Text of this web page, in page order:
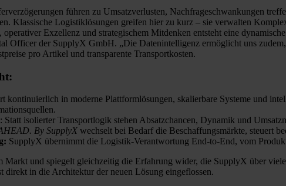
führen zu Umsatzverlusten, Nachfrageschwankungen
Klassische Logistiklösungen greifen hier zu kurz – sie verwalten
Exzellenz und strategischem Mitdenken entsteht eine
Officer der SupplyX GmbH. „Die Datenintelligenz ermöglicht uns
pro Artikel und transparente Transportkosten.
kontinuierlich in moderne Plattformlösungen, skalierbare Systeme und
: Statt isolierter Transportlogik stehen Absatzchancen, Dynamik und
By SupplyX wechselt bei Bedarf die Beschaffungsmärkte, steuert
SupplyX übernimmt die Logistik-Verantwortung End-to-End, vom
Markt und spiegelt gleichzeitig die Erfahrung wider, die SupplyX über
direkt in die Architektur der neuen Lösung eingeflossen.